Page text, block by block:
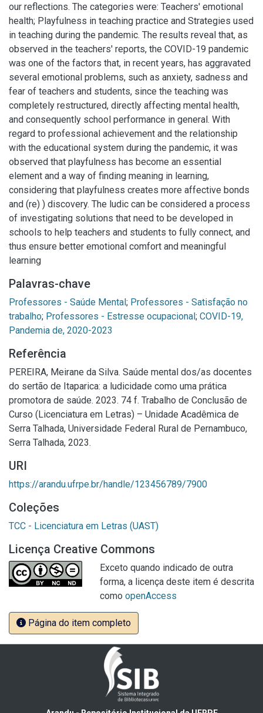
our reflections. The categories were: Teachers' emotional
health; Playfulness in teaching practice and Strategies used
in teaching during the pandemic. The results reveal that, as
observed in the teachers' reports, the COVID-19 pandemic
was one of the factors that, in recent years, has aggravated
several emotional problems, such as anxiety, sadness and
fear of teachers and students, since the teaching was
completely restructured, directly affecting mental health,
and consequently school performance in general. With
regard to professional achievement and the relationship
with the educational system during the pandemic, it was
observed that playfulness has become an essential
element and a way of finding meaning in learning,
considering that playfulness creates more affective bonds
and (re) ) discovery. The ludic can be considered a process
of investigating solutions that need to be developed in
schools to help teachers and students to fully connect, and
thus ensure better emotional comfort and meaningful
learning
Palavras-chave
Professores - Saúde Mental; Professores - Satisfação no
trabalho; Professores - Estresse ocupacional; COVID-19,
Referência
PEREIRA, Meirane da Silva. Saúde mental dos/as docentes
do sertão de Itaparica: a ludicidade como uma prática
promotora de saúde. 2023. 74 f. Trabalho de Conclusão de
Curso (Licenciatura em Letras) – Unidade Acadêmica de
Serra Talhada, Universidade Federal Rural de Pernambuco,
Serra Talhada, 2023.
URI
https://arandu.ufrpe.br/handle/123456789/7900
Coleções
TCC - Licenciatura em Letras (UAST)
Licença Creative Commons
Exceto quando indicado de outra
forma, a licença deste item é descrita
como openAccess
Página do item completo